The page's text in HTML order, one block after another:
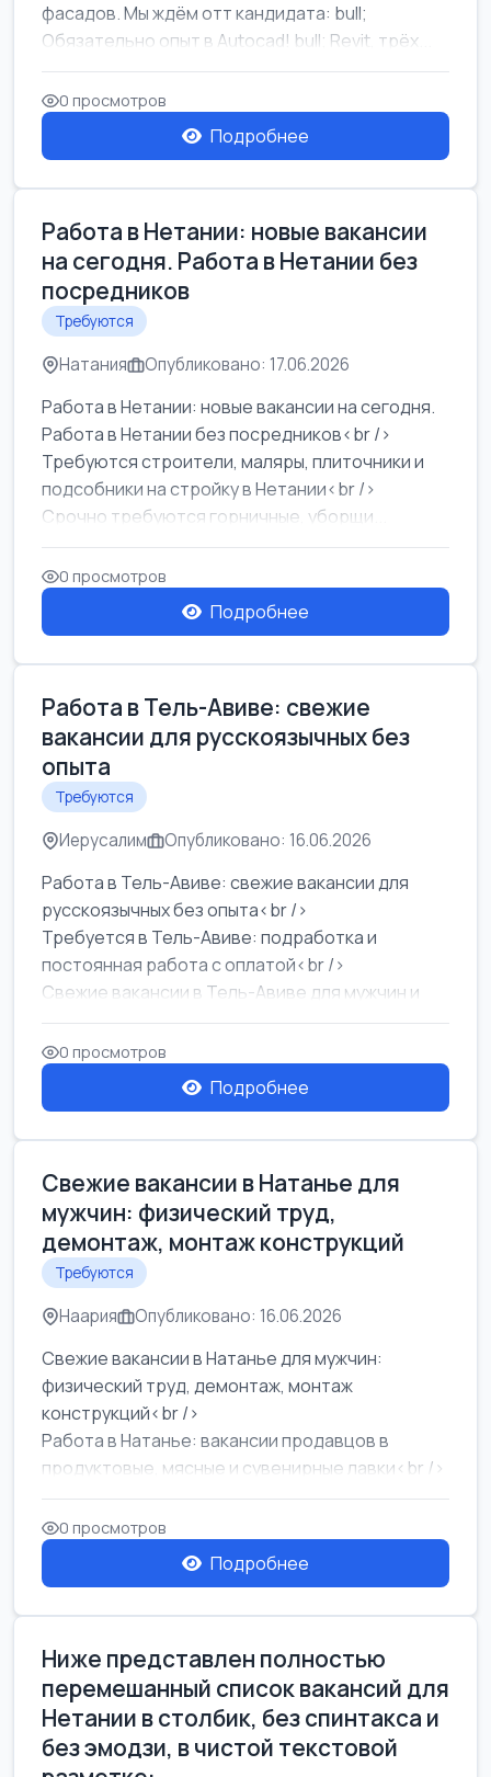
фасадов. Мы ждём отт кандидата: bull;
Обязательно опыт в Autocad! bull; Revit, трёх...
0 просмотров
Подробнее
Работа в Нетании: новые вакансии
на сегодня. Работа в Нетании без
посредников
Требуются
Натания Опубликовано: 17.06.2026
Работа в Нетании: новые вакансии на сегодня.
Работа в Нетании без посредников<br />
Требуются строители, маляры, плиточники и
подсобники на стройку в Нетании<br />
Срочно требуются горничные, уборщи...
0 просмотров
Подробнее
Работа в Тель-Авиве: свежие
вакансии для русскоязычных без
опыта
Требуются
Иерусалим Опубликовано: 16.06.2026
Работа в Тель-Авиве: свежие вакансии для
русскоязычных без опыта<br />
Требуется в Тель-Авиве: подработка и
постоянная работа с оплатой<br />
Свежие вакансии в Тель-Авиве для мужчин и
женщин от хозя...
0 просмотров
Подробнее
Свежие вакансии в Натанье для
мужчин: физический труд,
демонтаж, монтаж конструкций
Требуются
Наария Опубликовано: 16.06.2026
Свежие вакансии в Натанье для мужчин:
физический труд, демонтаж, монтаж
конструкций<br />
Работа в Натанье: вакансии продавцов в
продуктовые, мясные и сувенирные лавки<br />
Разнорабочий на сборку м...
0 просмотров
Подробнее
Ниже представлен полностью
перемешанный список вакансий для
Нетании в столбик, без спинтакса и
без эмодзи, в чистой текстовой